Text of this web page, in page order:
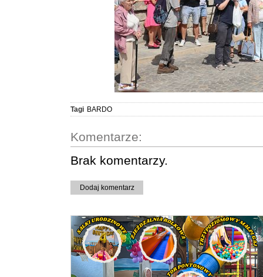
Tagi BARDO
Komentarze:
Brak komentarzy.
Dodaj komentarz